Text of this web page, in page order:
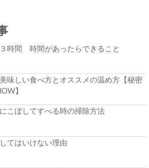
時間 時間があったらできること
味しい食べ方とオススメの温め方【秘密
】
こぼしてすべる時の掃除方法
てはいけない理由